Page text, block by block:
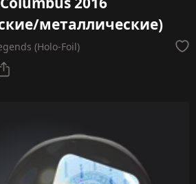
металлические)
(Holo-Foil)